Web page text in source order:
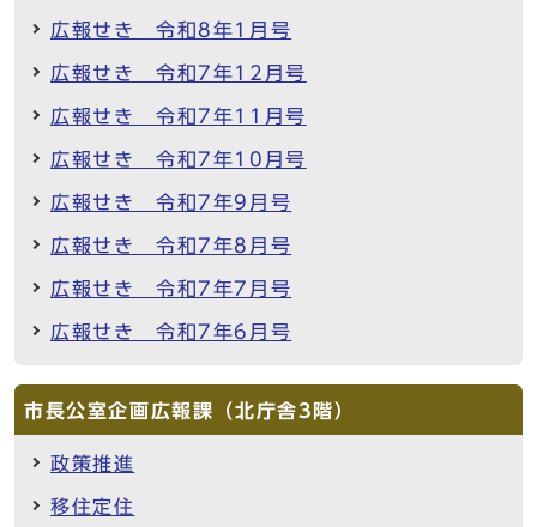
広報せき 令和8年1月号
広報せき 令和7年12月号
広報せき 令和7年11月号
広報せき 令和7年10月号
広報せき 令和7年9月号
広報せき 令和7年8月号
広報せき 令和7年7月号
広報せき 令和7年6月号
市長公室企画広報課（北庁舎3階）
政策推進
移住定住